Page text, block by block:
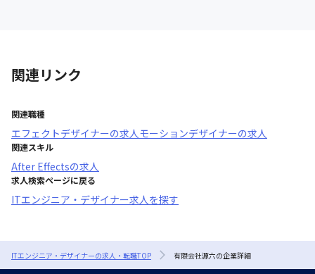
関連リンク
関連職種
エフェクトデザイナーの求人 モーションデザイナーの求人
関連スキル
After Effectsの求人
求人検索ページに戻る
ITエンジニア・デザイナー求人を探す
ITエンジニア・デザイナーの求人・転職TOP 有限会社源六の企業詳細